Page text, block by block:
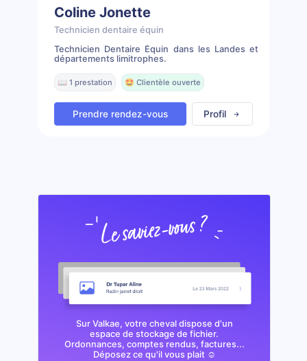
Coline Jonette
Technicien dentaire équin
Technicien Dentaire Équin dans les Landes et
départements limitrophes.
📖 1 prestation 🤩 Clientèle ouverte
Prendre rendez-vous Profil
Sur Valkae, votre cheval dispose d'un
espace de stockage de fichier.
Ordonnances, comptes rendus, factures...
Déposez ce qu'il vous plait ☺️